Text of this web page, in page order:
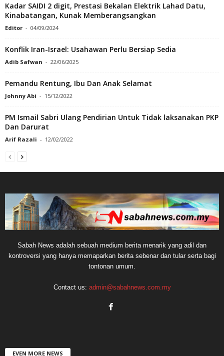
Kadar SAIDI 2 digit, Prestasi Bekalan Elektrik Lahad Datu,
Kinabatangan, Kunak Memberangsangkan
Editor - 04/09/2024
Konflik Iran-Israel: Usahawan Perlu Bersiap Sedia
Adib Safwan - 22/06/2025
Pemandu Rentung, Ibu Dan Anak Selamat
Johnny Abi - 15/12/2022
PM Ismail Sabri Ulang Pendirian Untuk Tidak laksanakan PKP
Dan Darurat
Arif Razali - 12/02/2022
Sabah News adalah sebuah medium berita menarik yang adil dan
kontroversi yang hanya memaparkan berita sebenar dan tular serta bagi
tontonan umum.
Contact us: admin@sabahnews.com.my
EVEN MORE NEWS